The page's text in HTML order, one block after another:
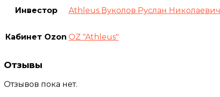
Инвестор Athleus Вуколов Руслан Николаевич
Кабинет Ozon OZ "Athleus"
Отзывы
Отзывов пока нет.